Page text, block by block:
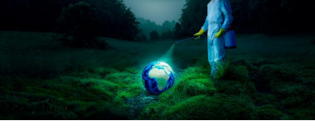
Anmäl till språkpolisen
Föreslå nyord